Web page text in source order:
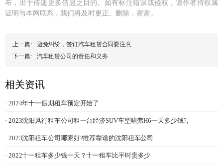
布，出于传递更多信息之目的。如有标注错误或侵权，请作者持权属
证明与本网联系，我们将及时更正、删除，谢谢。
上一篇:
避免纠纷，签订汽车租赁合同要注意
下一篇:
汽车租赁公司的责任和义务
相关资讯
· 2024年十一假期租车预定开始了
· 2023沈阳风行租车公司租一台经济SUV车型哈弗H6一天多少钱?,
· 2023沈阳租车公司哪家好?推荐靠谱的沈阳租车公司
· 2022十一租车多少钱一天？十一租车比平时贵多少